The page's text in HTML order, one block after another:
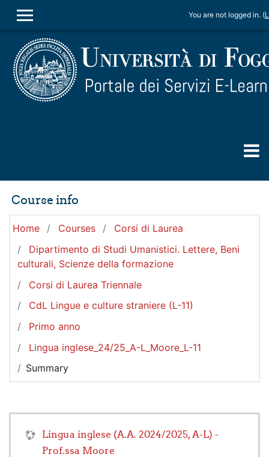
SIDE PANEL
You are not logged in. (
Course info
Home Courses
Corsi di Laurea
Dipartimento di Studi Umanistici. Lettere, Beni
culturali, Scienze della formazione
Corsi di Laurea Triennale
CdL Lingue e culture straniere (L-11)
Primo anno
Lingua inglese_24/25_A-L_Moore_L-11
Summary
Lingua inglese (A.A. 2024/2025, A-L) -
Prof.ssa Moore